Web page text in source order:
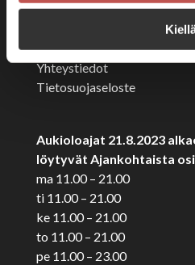
Biljardi & Darts
Yrityksille
Yhteystiedot
Tietosuojaseloste
Aukioloajat 21.8.2023
löytyvät Ajankohtaista
ma 11.00 – 21.00
ti 11.00 – 21.00
ke 11.00 – 21.00
to 11.00 – 21.00
pe 11.00 – 23.00